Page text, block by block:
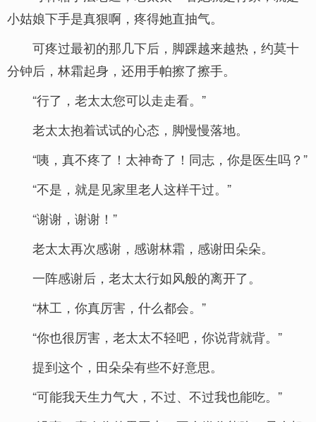
小姑娘下手是真狠啊，疼得她直抽气。
可疼过最初的那几下后，脚踝越来越热，约莫十
分钟后，林霜起身，还用手帕擦了擦手。
“行了，老太太您可以走走看。”
老太太抱着试试的心态，脚慢慢落地。
“咦，真不疼了！太神奇了！同志，你是医生吗？”
“不是，就是见家里老人这样干过。”
“谢谢，谢谢！”
老太太再次感谢，感谢林霜，感谢田朵朵。
一阵感谢后，老太太行如风般的离开了。
“林工，你真厉害，什么都会。”
“你也很厉害，老太太不轻吧，你说背就背。”
提到这个，田朵朵有些不好意思。
“可能我天生力气大，不过、不过我也能吃。”